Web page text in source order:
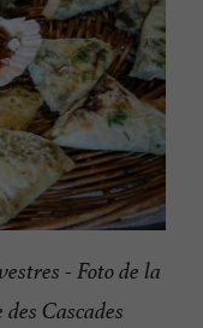
- Foto de la
Cascades